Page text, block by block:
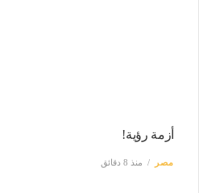
أزمة رؤية!
مصر منذ 8 دقائق